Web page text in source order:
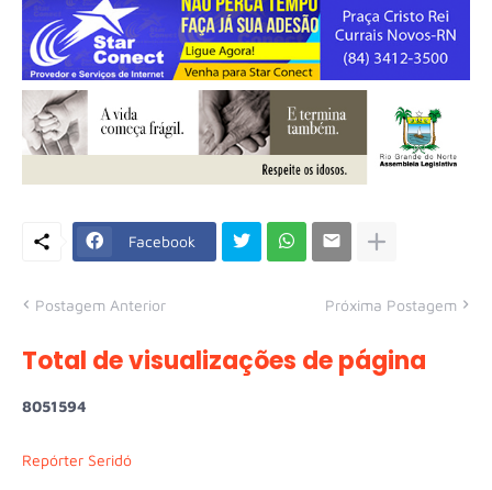
Facebook
Postagem Anterior Próxima Postagem
Total de visualizações de página
8051594
Repórter Seridó